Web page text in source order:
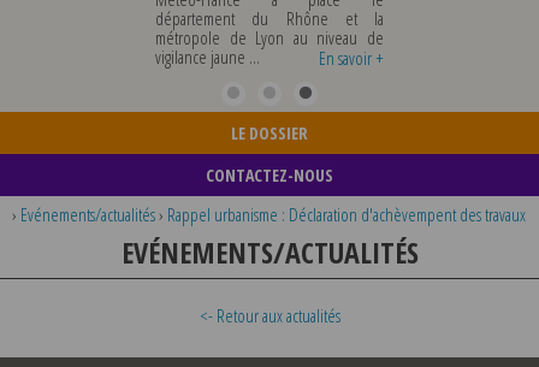
département du Rhône et la
métropole de Lyon au niveau de
vigilance jaune ...
En savoir +
LE DOSSIER
CONTACTEZ-NOUS
› Evénements/actualités› Rappel urbanisme : Déclaration d'achèvempent des travaux
EVÉNEMENTS/ACTUALITÉS
<- Retour aux actualités